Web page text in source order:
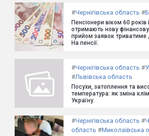
#Чернігівська область #
Пенсіонери віком 60 років
отримають нову
прийом заявок триватиме
На пенсії.
#Чернігівська область #
#Львівська область
Посухи, затоплення та
температура: як зміна
Україну.
#Чернігівська область #
область #Миколаївська